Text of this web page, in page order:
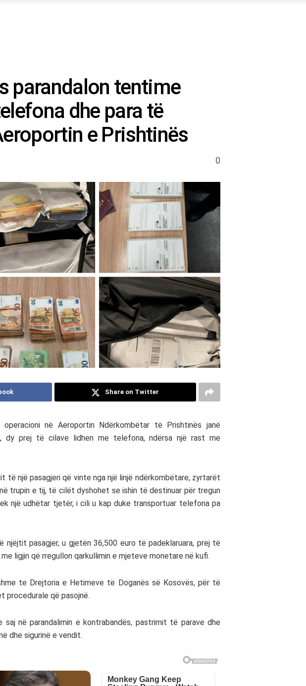
parandalon tentime
dhe para të
e Prishtinës
0
Share on Twitter
në Aeroportin Ndërkombëtar të Prishtinës janë
dy prej të cilave lidhen me telefona, ndërsa një rast me
të një pasagjeri që vinte nga një linjë ndërkombëtare, zyrtarët
trupin e tij, të cilët dyshohet se ishin të destinuar për tregun
një udhëtar tjetër, i cili u kap duke transportuar telefona pa
pasagjer, u gjetën 36,500 euro të padeklaruara, prej të
ligjin që rregullon qarkullimin e mjeteve monetare në kufi.
te Drejtoria e Hetimeve të Doganës së Kosovës, për të
procedurale që pasojnë.
në parandalimin e kontrabandës, pastrimit të parave dhe
dhe sigurinë e vendit.